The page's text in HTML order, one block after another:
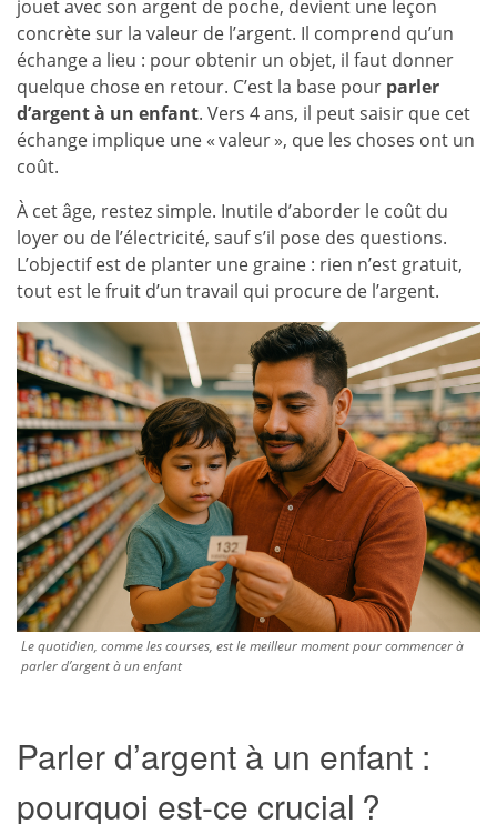
jouet avec son argent de poche, devient une leçon
concrète sur la valeur de l’argent. Il comprend qu’un
échange a lieu : pour obtenir un objet, il faut donner
quelque chose en retour. C’est la base pour parler
d’argent à un enfant. Vers 4 ans, il peut saisir que cet
échange implique une « valeur », que les choses ont un
coût.
À cet âge, restez simple. Inutile d’aborder le coût du
loyer ou de l’électricité, sauf s’il pose des questions.
L’objectif est de planter une graine : rien n’est gratuit,
tout est le fruit d’un travail qui procure de l’argent.
Le quotidien, comme les courses, est le meilleur moment pour commencer à
parler d’argent à un enfant
Parler d’argent à un enfant :
pourquoi est-ce crucial ?